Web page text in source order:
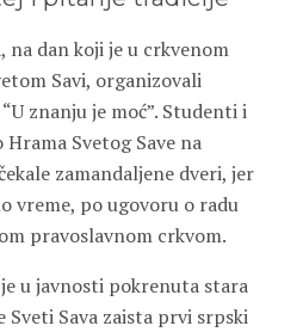
na dan koji je u crkvenom
Savi, organizovali
znanju je moć”. Studenti i
Svetog Save na
zamandaljene dveri, jer
vreme, po ugovoru o radu
pravoslavnom crkvom.
u javnosti pokrenuta stara
Sveti Sava zaista prvi srpski